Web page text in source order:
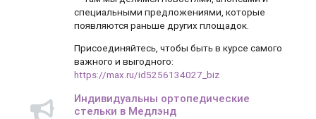
специальными предложениями, которые
появляются раньше других площадок.
Присоединяйтесь, чтобы быть в курсе самого
важного и выгодного:
https://max.ru/id5256134027_biz
Индивидуальны ортопедические
стельки в Медлэнд